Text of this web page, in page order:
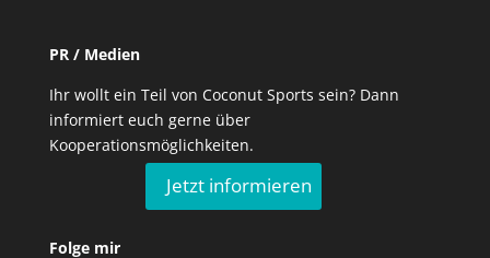
PR / Medien
Ihr wollt ein Teil von Coconut Sports sein? Dann
informiert euch gerne über
Kooperationsmöglichkeiten.
Jetzt informieren
Folge mir